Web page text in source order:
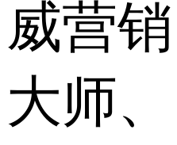
威营销
大师、